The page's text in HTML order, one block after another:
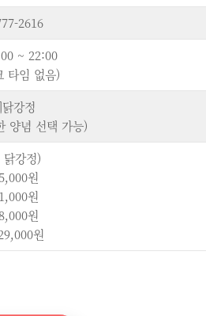
2616
~ 22:00
타임 없음)
강정
양념 선택 가능)
닭강정)
원
원
원
원